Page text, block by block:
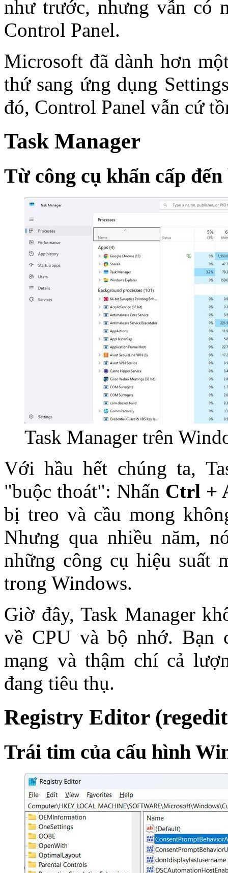
như trước, nhưng vẫn có
Control Panel.
Microsoft đã dành hơn
thứ sang ứng dụng
đó, Control Panel vẫn cứ
Task Manager
Từ công cụ khẩn cấp
Task Manager trên
Với hầu hết chúng ta,
"buộc thoát": Nhấn Ctrl +
bị treo và cầu mong
Nhưng qua nhiều năm,
những công cụ hiệu suất
trong Windows.
Giờ đây, Task Manager
về CPU và bộ nhớ. Bạn
mạng và thậm chí cả
đang tiêu thụ.
Registry Editor
Trái tim của cấu hình